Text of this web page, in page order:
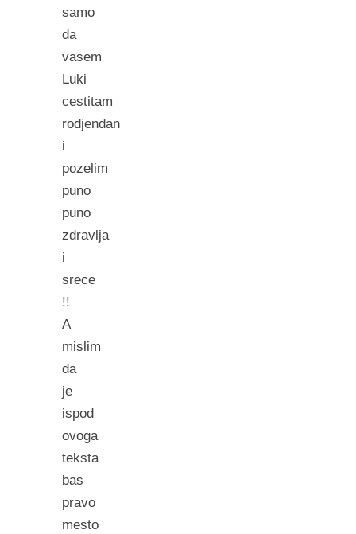
samo
da
vasem
Luki
cestitam
rodjendan
i
pozelim
puno
puno
zdravlja
i
srece
!!
A
mislim
da
je
ispod
ovoga
teksta
bas
pravo
mesto